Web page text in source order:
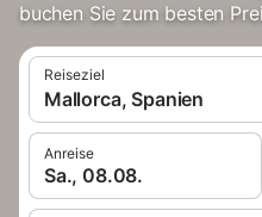
buchen Sie zum besten
Reiseziel
Mallorca, Spanien
Anreise
Sa., 08.08.